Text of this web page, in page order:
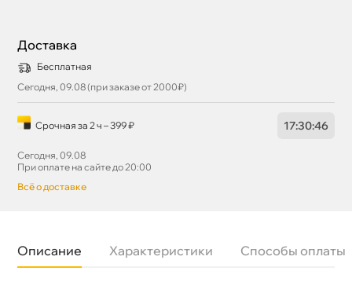
Доставка
Бесплатная
Сегодня, 09.08 (при заказе от 2000₽)
Срочная за 2 ч – 399 ₽ 17:30:46
Сегодня, 09.08
При оплате на сайте до 20:00
сё о доставке
Описание Характеристики Способы оплаты